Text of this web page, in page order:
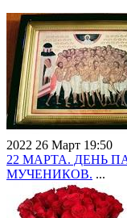
2022 26 Март 19:50
22 МАРТА. ДЕНЬ
МУЧЕНИКОВ. ...